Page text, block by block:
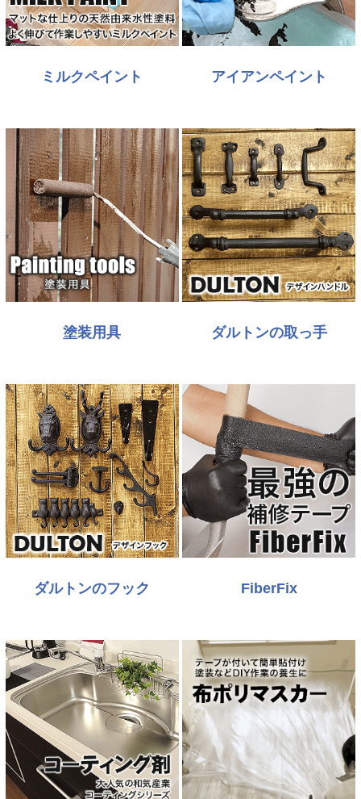
ミルクペイント アイアンペイント
塗装用具 ダルトンの取っ手
ダルトンのフック FiberFix